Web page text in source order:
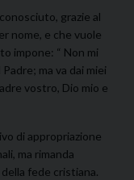
grazie al
nome, e che vuole
impone: “ Non mi
ma va dai miei
vostro, Dio mio e
di appropriazione
ma rimanda
fede cristiana.